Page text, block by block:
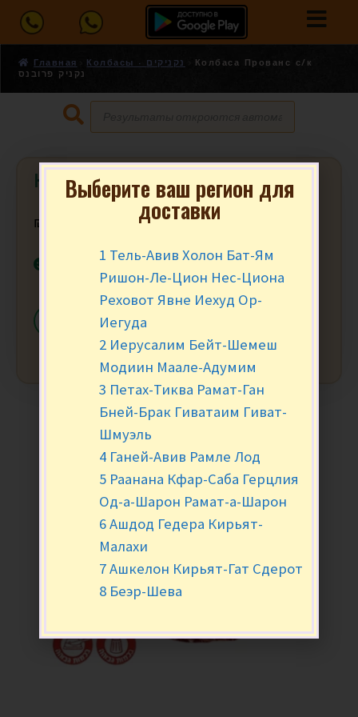
Главная Колбасы - נקניקים
Колбаса Прованс с/к
נקניק פרובנס
Колбаса Прованс с/к נקניק פרובנס
₪ за 100 гр.
В наличии
+
Выберите ваш регион для
доставки
1 Тель-Авив Холон Бат-Ям
Ришон-Ле-Цион Нес-Циона
Реховот Явне Иехуд Ор-
Иегуда
2 Иерусалим Бейт-Шемеш
Модиин Маале-Адумим
3 Петах-Тиква Рамат-Ган
Бней-Брак Гиватаим Гиват-
Шмуэль
4 Ганей-Авив Рамле Лод
5 Раанана Кфар-Саба Герцлия
Од-а-Шарон Рамат-а-Шарон
6 Ашдод Гедера Кирьят-
Малахи
7 Ашкелон Кирьят-Гат Сдерот
8 Беэр-Шева